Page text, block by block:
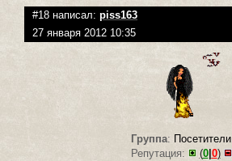
#18 написал: piss163
27 января 2012 10:35
Группа: Посетители
Репутация:
(0| 0)